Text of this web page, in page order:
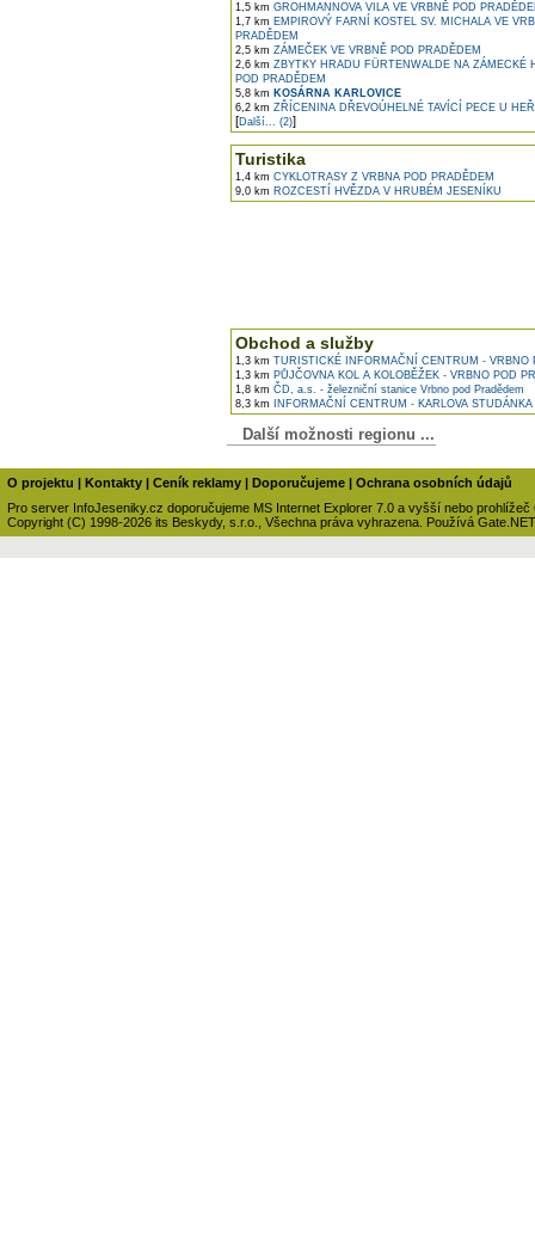
1,5 km GROHMANNOVA VILA VE VRBNĚ POD
1,7 km EMPIROVÝ FARNÍ KOSTEL SV. MICHALA VE
PRADĚDEM
2,5 km ZÁMEČEK VE VRBNĚ POD PRADĚDEM
2,6 km ZBYTKY HRADU FÜRTENWALDE NA ZÁMECKÉ
POD PRADĚDEM
5,8 km KOSÁRNA KARLOVICE
6,2 km ZŘÍCENINA DŘEVOÚHELNÉ TAVÍCÍ PECE U
[Další... (2)]
Turistika
1,4 km CYKLOTRASY Z VRBNA POD PRADĚDEM
9,0 km ROZCESTÍ HVĚZDA V HRUBÉM JESENÍKU
Obchod a služby
1,3 km TURISTICKÉ INFORMAČNÍ CENTRUM - VRBNO
1,3 km PŮJČOVNA KOL A KOLOBĚŽEK - VRBNO POD
1,8 km ČD, a.s. - železniční stanice Vrbno pod Pradědem
8,3 km INFORMAČNÍ CENTRUM - KARLOVA STUDÁNKA
Další možnosti regionu ...
O projektu | Kontakty | Ceník reklamy | Doporučujeme | Ochrana osobních údajů
Pro server InfoJeseniky.cz doporučujeme MS Internet Explorer 7.0 a vyšší nebo prohlížeč
Copyright (C) 1998-2026 its Beskydy, s.r.o., Všechna práva vyhrazena. Používá